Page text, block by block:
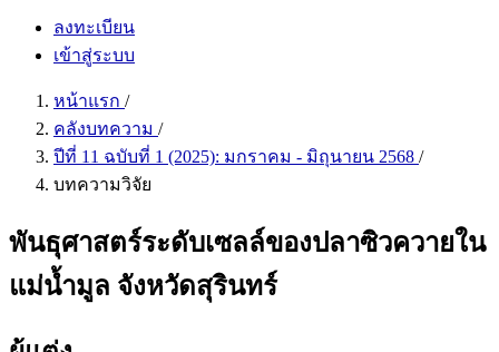
ลงทะเบียน
เข้าสู่ระบบ
หน้าแรก /
คลังบทความ /
ปีที่ 11 ฉบับที่ 1 (2025): มกราคม - มิถุนายน 2568 /
บทความวิจัย
พันธุศาสตร์ระดับเซลล์ของปลาซิวควายใน
แม่น้ำมูล จังหวัดสุรินทร์